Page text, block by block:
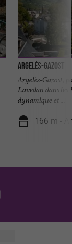
Argelès-Gazost
Argelès-Gazost,
Lavedan dans
dynamique et ...
166 m -